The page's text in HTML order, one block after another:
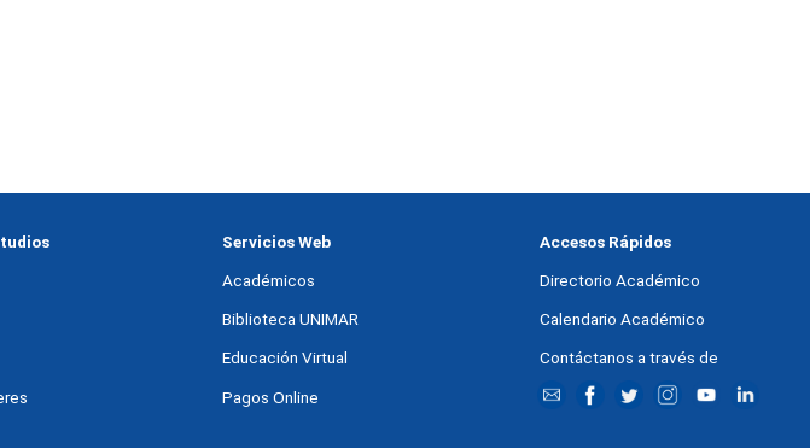
Servicios Web
Académicos
Biblioteca UNIMAR
Educación Virtual
Pagos Online
Accesos Rápidos
Directorio Académico
Calendario Académico
Contáctanos a través de